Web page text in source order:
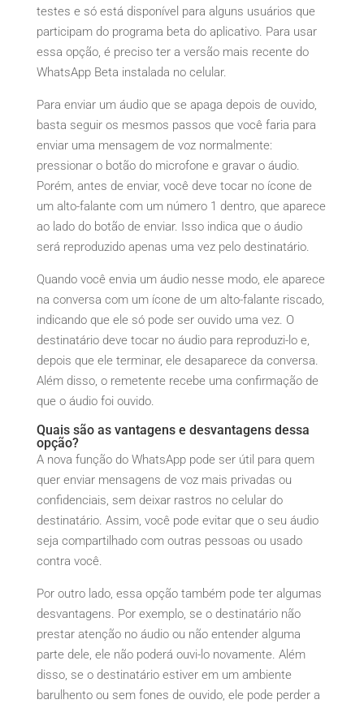
testes e só está disponível para alguns usuários que
participam do programa beta do aplicativo. Para usar
essa opção, é preciso ter a versão mais recente do
WhatsApp Beta instalada no celular.
Para enviar um áudio que se apaga depois de ouvido,
basta seguir os mesmos passos que você faria para
enviar uma mensagem de voz normalmente:
pressionar o botão do microfone e gravar o áudio.
Porém, antes de enviar, você deve tocar no ícone de
um alto-falante com um número 1 dentro, que aparece
ao lado do botão de enviar. Isso indica que o áudio
será reproduzido apenas uma vez pelo destinatário.
Quando você envia um áudio nesse modo, ele aparece
na conversa com um ícone de um alto-falante riscado,
indicando que ele só pode ser ouvido uma vez. O
destinatário deve tocar no áudio para reproduzi-lo e,
depois que ele terminar, ele desaparece da conversa.
Além disso, o remetente recebe uma confirmação de
que o áudio foi ouvido.
Quais são as vantagens e desvantagens dessa
opção?
A nova função do WhatsApp pode ser útil para quem
quer enviar mensagens de voz mais privadas ou
confidenciais, sem deixar rastros no celular do
destinatário. Assim, você pode evitar que o seu áudio
seja compartilhado com outras pessoas ou usado
contra você.
Por outro lado, essa opção também pode ter algumas
desvantagens. Por exemplo, se o destinatário não
prestar atenção no áudio ou não entender alguma
parte dele, ele não poderá ouvi-lo novamente. Além
disso, se o destinatário estiver em um ambiente
barulhento ou sem fones de ouvido, ele pode perder a